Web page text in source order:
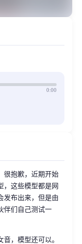
0:00
很抱歉，近期开始
，这些模型都是网
发布出来，但是由
伴们自己测试一
，模型还可以。